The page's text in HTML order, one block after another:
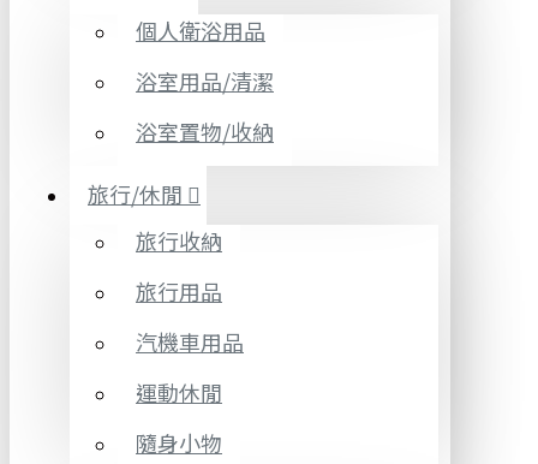
個人衛浴用品
浴室用品/清潔
浴室置物/收納
旅行/休閒
旅行收納
旅行用品
汽機車用品
運動休閒
隨身小物